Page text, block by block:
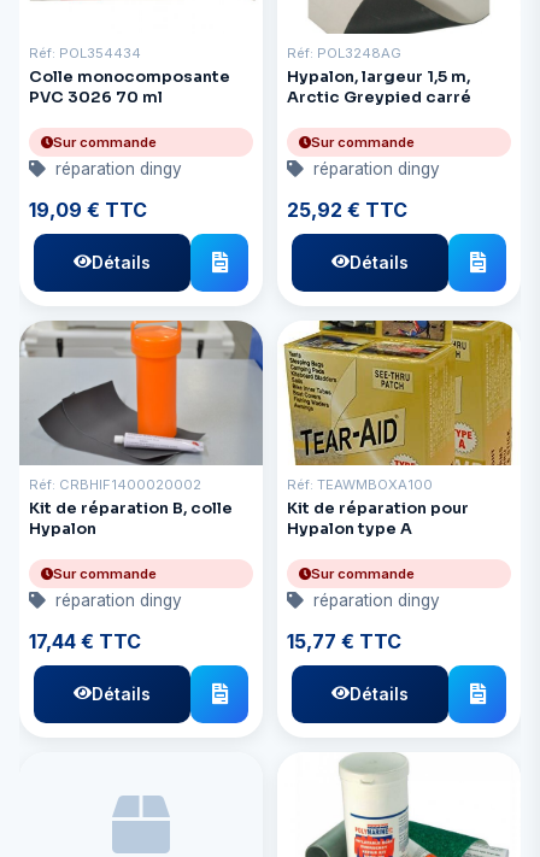
Réf: POL354434
Colle monocomposante
PVC 3026 70 ml
Sur commande
réparation dingy
19,09 € TTC
Détails
Réf: POL3248AG
Hypalon, largeur 1,5 m,
Arctic Greypied carré
Sur commande
réparation dingy
25,92 € TTC
Détails
Réf: CRBHIF1400020002
Kit de réparation B, colle
Hypalon
Sur commande
réparation dingy
17,44 € TTC
Détails
Réf: TEAWMBOXA100
Kit de réparation pour
Hypalon type A
Sur commande
réparation dingy
15,77 € TTC
Détails